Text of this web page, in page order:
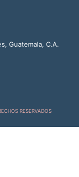
Guatemala, C.A.
RESERVADOS